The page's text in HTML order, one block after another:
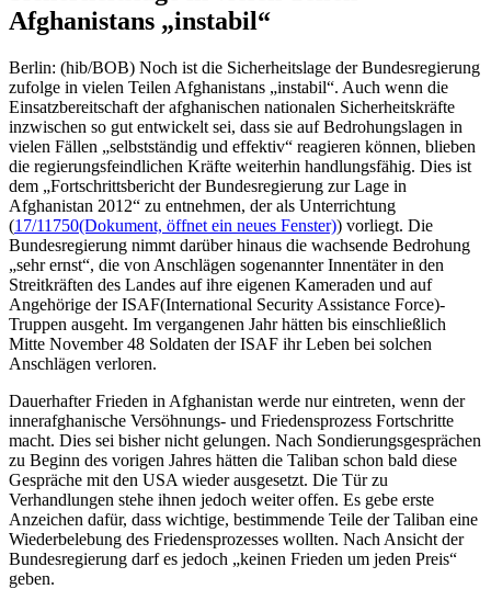
Afghanistans „instabil“
Berlin: (hib/BOB) Noch ist die Sicherheitslage der Bundesregierung
zufolge in vielen Teilen Afghanistans „instabil“. Auch wenn die
Einsatzbereitschaft der afghanischen nationalen Sicherheitskräfte
inzwischen so gut entwickelt sei, dass sie auf Bedrohungslagen in
vielen Fällen „selbstständig und effektiv“ reagieren können, blieben
die regierungsfeindlichen Kräfte weiterhin handlungsfähig. Dies ist
dem „Fortschrittsbericht der Bundesregierung zur Lage in
Afghanistan 2012“ zu entnehmen, der als Unterrichtung
(17/11750(Dokument, öffnet ein neues Fenster)) vorliegt. Die
Bundesregierung nimmt darüber hinaus die wachsende Bedrohung
„sehr ernst“, die von Anschlägen sogenannter Innentäter in den
Streitkräften des Landes auf ihre eigenen Kameraden und auf
Angehörige der ISAF(International Security Assistance Force)-
Truppen ausgeht. Im vergangenen Jahr hätten bis einschließlich
Mitte November 48 Soldaten der ISAF ihr Leben bei solchen
Anschlägen verloren.
Dauerhafter Frieden in Afghanistan werde nur eintreten, wenn der
innerafghanische Versöhnungs- und Friedensprozess Fortschritte
macht. Dies sei bisher nicht gelungen. Nach Sondierungsgesprächen
zu Beginn des vorigen Jahres hätten die Taliban schon bald diese
Gespräche mit den USA wieder ausgesetzt. Die Tür zu
Verhandlungen stehe ihnen jedoch weiter offen. Es gebe erste
Anzeichen dafür, dass wichtige, bestimmende Teile der Taliban eine
Wiederbelebung des Friedensprozesses wollten. Nach Ansicht der
Bundesregierung darf es jedoch „keinen Frieden um jeden Preis“
geben.